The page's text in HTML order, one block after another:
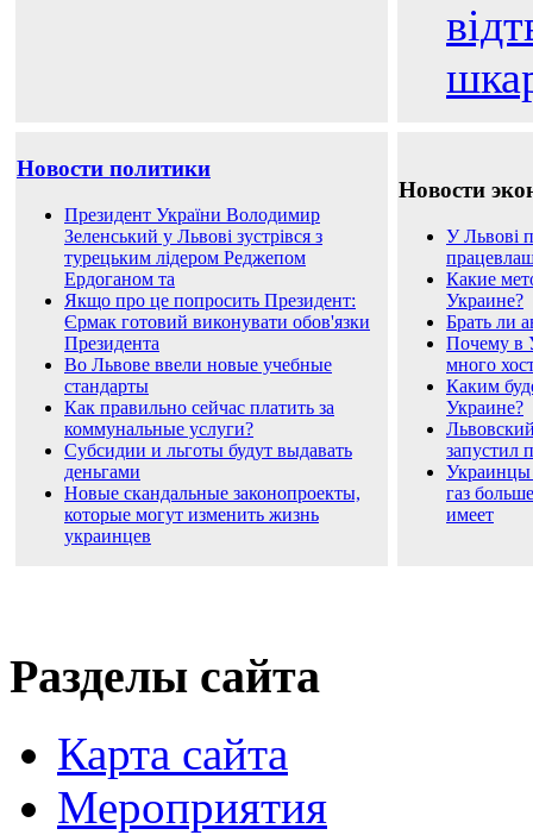
Новости политики
Президент України Володимир
Зеленський у Львові зустрівся з
турецьким лідером Реджепом
Ердоганом та
Якщо про це попросить Президент:
Єрмак готовий виконувати обов'язки
Президента
Во Львове ввели новые учебные
стандарты
Как правильно сейчас платить за
коммунальные услуги?
Субсидии и льготы будут выдавать
деньгами
Новые скандальные законопроекты,
которые могут изменить жизнь
украинцев
Новости
У Львові
Какие
Украине?
Брать ли
Почему в
много
Каким
Украине?
запустил
Украинцы
газ
имеет
Разделы сайта
Карта сайта
Мероприятия